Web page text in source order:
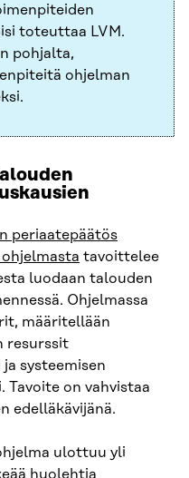
toteuttaa LVM.
pohjalta,
ohjelman
periaatepäätös
tavoittelee
luodaan talouden
Ohjelmassa
määritellään
resurssit
systeemisen
Tavoite on vahvistaa
edelläkävijänä.
ulottuu yli
huolehtia